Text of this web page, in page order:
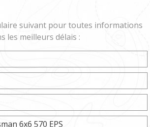
suivant pour toutes informations
les meilleurs délais :